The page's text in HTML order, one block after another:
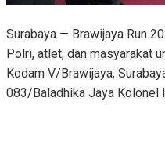
Surabaya — Brawijaya Run
Polri, atlet, dan masyarakat
Kodam V/Brawijaya,
083/Baladhika Jaya Kolonel